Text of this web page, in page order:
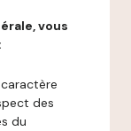
vous
des
du